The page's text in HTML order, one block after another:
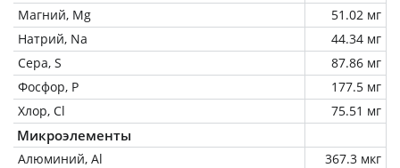
Магний, Mg
51.02 мг
Натрий, Na
44.34 мг
Сера, S
87.86 мг
Фосфор, P
177.5 мг
Хлор, Cl
75.51 мг
Микроэлементы
Алюминий, Al
367.3 мкг